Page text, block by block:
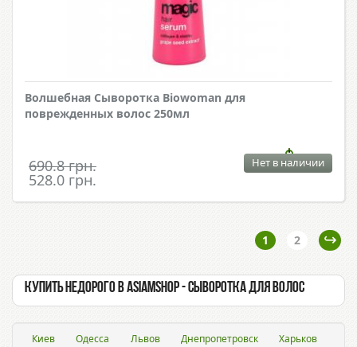
Волшебная Сыворотка Biowoman для
поврежденных волос 250мл
690.8 грн.
528.0 грн.
Нет в наличии
1 2
Купить недорого в asiamshop - Сыворотка для волос
Киев Одесса Львов Днепропетровск
Харьков